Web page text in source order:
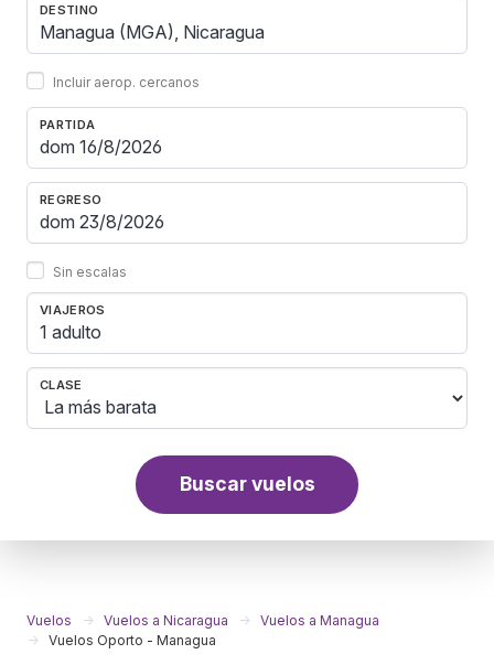
DESTINO
Incluir aerop. cercanos
PARTIDA
REGRESO
Sin escalas
VIAJEROS
1 adulto
CLASE
Buscar vuelos
Vuelos Vuelos a Nicaragua
Vuelos a Managua
Vuelos Oporto - Managua